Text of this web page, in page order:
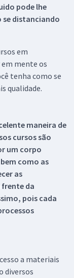
pode lhe
se distanciando
em
mente os
tenha como se
qualidade.
maneira de
cursos são
um corpo
como as
as
da
pois cada
a materiais
diversos